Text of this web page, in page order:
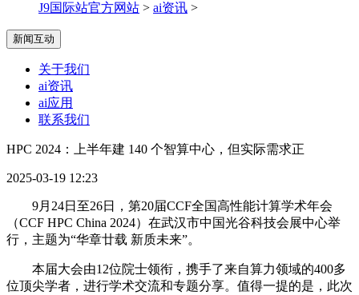
J9国际站官方网站 > ai资讯 >
新闻互动
关于我们
ai资讯
ai应用
联系我们
HPC 2024：上半年建 140 个智算中心，但实际需求正
2025-03-19 12:23
9月24日至26日，第20届CCF全国高性能计算学术年会
（CCF HPC China 2024）在武汉市中国光谷科技会展中心举
行，主题为“华章廿载 新质未来”。
本届大会由12位院士领衔，携手了来自算力领域的400多
位顶尖学者，进行学术交流和专题分享。值得一提的是，此次